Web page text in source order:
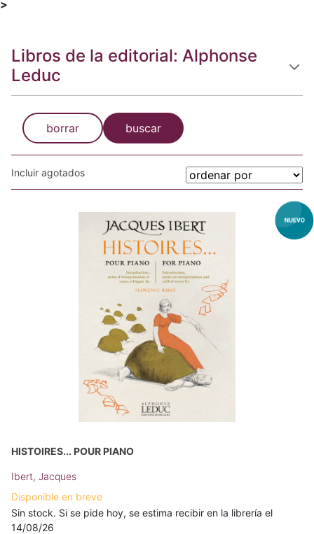
>
Libros de la editorial: Alphonse
Leduc
borrar buscar
Incluir agotados
HISTOIRES... POUR PIANO
Ibert, Jacques
Disponible en breve
Sin stock. Si se pide hoy, se estima recibir en la librería el
14/08/26